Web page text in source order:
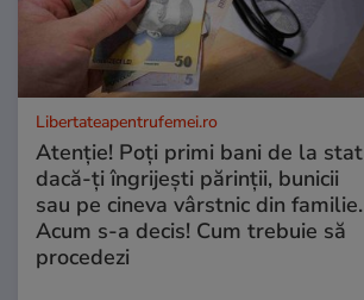
Libertateapentrufemei.ro
Atenție! Poți primi bani de la stat
dacă-ți îngrijești părinții, bunicii
sau pe cineva vârstnic din familie.
Acum s-a decis! Cum trebuie să
procedezi